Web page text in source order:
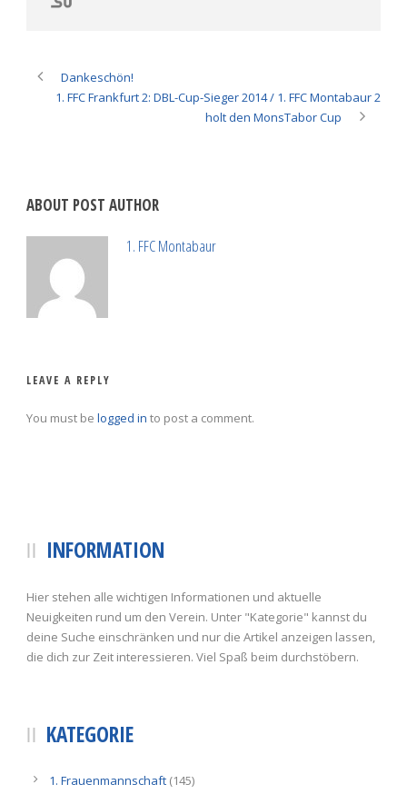
Dankeschön!
1. FFC Frankfurt 2: DBL-Cup-Sieger 2014 / 1. FFC Montabaur 2
holt den MonsTabor Cup
ABOUT POST AUTHOR
1. FFC Montabaur
LEAVE A REPLY
You must be logged in to post a comment.
INFORMATION
Hier stehen alle wichtigen Informationen und aktuelle
Neuigkeiten rund um den Verein. Unter "Kategorie" kannst du
deine Suche einschränken und nur die Artikel anzeigen lassen,
die dich zur Zeit interessieren. Viel Spaß beim durchstöbern.
KATEGORIE
1. Frauenmannschaft (145)